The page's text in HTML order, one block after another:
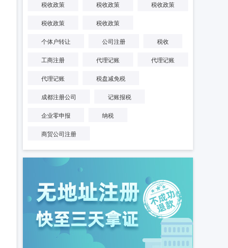
税收政策 税收政策 税收政策
税收政策 税收政策
个体户转让 公司注册 税收
工商注册 代理记账 代理记账
代理记账 税盘减免税
成都注册公司 记账报税
企业零申报 纳税
商贸公司注册